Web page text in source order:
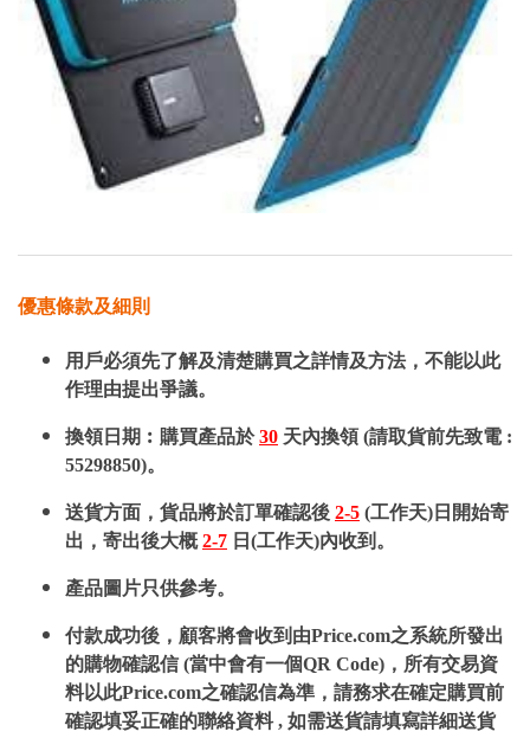
優惠條款及細則
用戶必須先了解及清楚購買之詳情及方法，不能以此
作理由提出爭議。
換領日期︰購買產品於30 天內換領 (請取貨前先致電 :
55298850)。
送貨方面，貨品將於訂單確認後 2-5 (工作天)日開始寄
出，寄出後大概2-7 日(工作天)內收到。
產品圖片只供參考。
付款成功後，顧客將會收到由Price.com之系統所發出
的購物確認信 (當中會有一個QR Code)，所有交易資
料以此Price.com之確認信為準，請務求在確定購買前
確認填妥正確的聯絡資料 , 如需送貨請填寫詳細送貨